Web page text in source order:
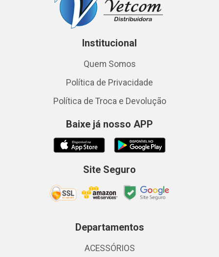
Institucional
Quem Somos
Política de Privacidade
Política de Troca e Devolução
Baixe já nosso APP
Site Seguro
Departamentos
ACESSÓRIOS